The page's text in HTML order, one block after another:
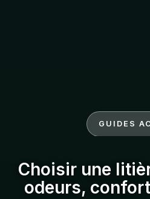
GUIDES
Choisir une
odeurs,